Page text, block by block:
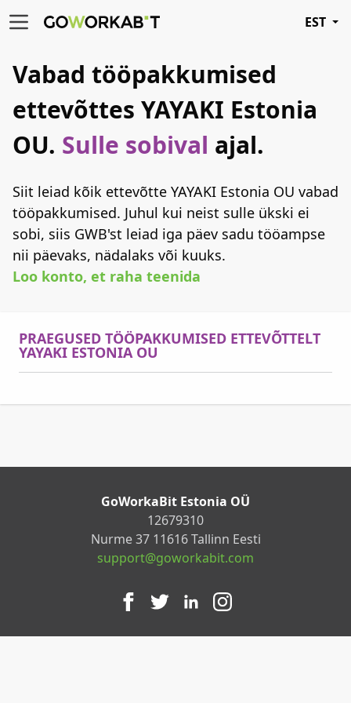
EST
Vabad tööpakkumised
ettevõttes YAYAKI Estonia
OU. Sulle sobival ajal.
Siit leiad kõik ettevõtte YAYAKI Estonia OU vabad
tööpakkumised. Juhul kui neist sulle ükski ei
sobi, siis GWB'st leiad iga päev sadu tööampse
nii päevaks, nädalaks või kuuks.
Loo konto, et raha teenida
PRAEGUSED TÖÖPAKKUMISED ETTEVÕTTELT
YAYAKI ESTONIA OU
GoWorkaBit Estonia OÜ
12679310
Nurme 37 11616 Tallinn Eesti
support@goworkabit.com